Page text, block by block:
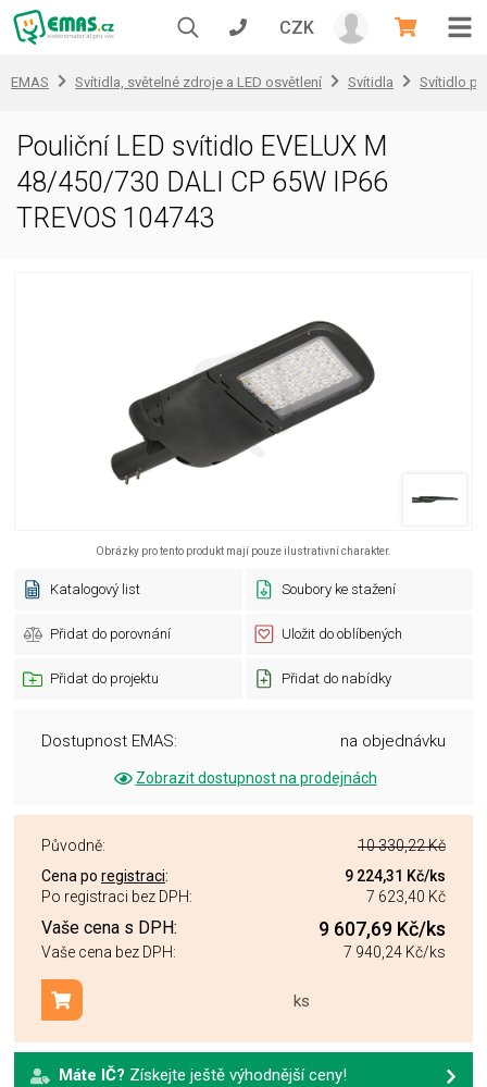
CZK
EMAS Svítidla, světelné zdroje a LED osvětlení Svítidla Svítidlo
Pouliční LED svítidlo EVELUX M
48/450/730 DALI CP 65W IP66
TREVOS 104743
Obrázky pro tento produkt mají pouze ilustrativní charakter.
Katalogový list Soubory ke stažení
Přidat do porovnání Uložit do oblíbených
Přidat do projektu Přidat do nabídky
Dostupnost EMAS: na objednávku
Zobrazit dostupnost na prodejnách
Původně:
10 330,22 Kč
Cena po registraci: 9 224,31 Kč/ks
Po registraci bez DPH:
7 623,40 Kč
Vaše cena s DPH: 9 607,69 Kč/ks
Vaše cena bez DPH: 7 940,24 Kč/ks
ks
Přidat do košíku
Máte IČ? Získejte ještě výhodnější ceny!